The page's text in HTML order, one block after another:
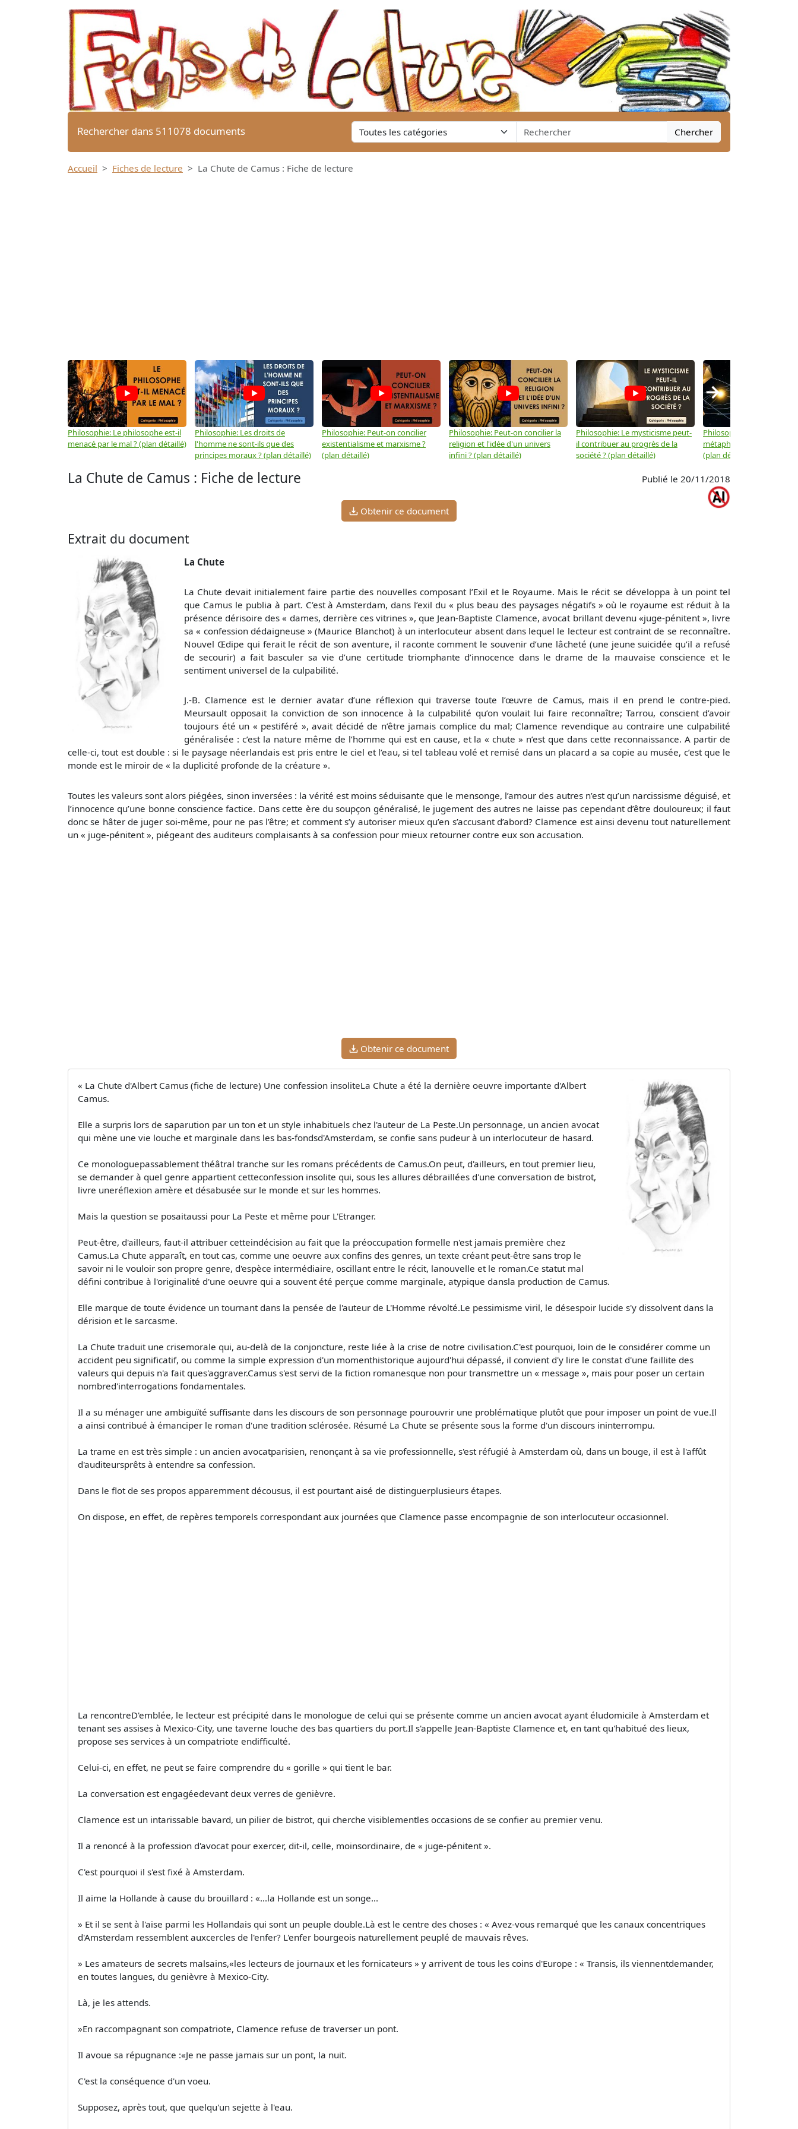
Rechercher dans 511078 documents Chercher
Accueil Fiches de lecture La Chute de Camus : Fiche de lecture
Philosophie: Le philosophe est-il
menacé par le mal ? (plan détaillé)
Philosophie: Les droits de
l'homme ne sont-ils que des
principes moraux ? (plan détaillé)
Philosophie: Peut-on concilier
existentialisme et marxisme ?
(plan détaillé)
Philosophie: Peut-on concilier la
religion et l'idée d'un univers
infini ? (plan détaillé)
Philosophie: Le mysticisme peut-
il contribuer au progrès de la
société ? (plan détaillé)
Philosophie: Peut-on lier la
métaphysique à la
(plan détaillé)
→
La Chute de Camus : Fiche de lecture Publié le 20/11/2018
Obtenir ce document
Extrait du document
La Chute
La Chute devait initialement faire partie des nouvelles composant l’Exil et le Royaume. Mais le récit se développa à un point tel
que Camus le publia à part. C’est à Amsterdam, dans l’exil du « plus beau des paysages négatifs » où le royaume est réduit à la
présence dérisoire des « dames, derrière ces vitrines », que Jean-Baptiste Clamence, avocat brillant devenu «juge-pénitent », livre
sa « confession dédaigneuse » (Maurice Blanchot) à un interlocuteur absent dans lequel le lecteur est contraint de se reconnaître.
Nouvel Œdipe qui ferait le récit de son aventure, il raconte comment le souvenir d’une lâcheté (une jeune suicidée qu’il a refusé
de secourir) a fait basculer sa vie d’une certitude triomphante d’innocence dans le drame de la mauvaise conscience et le
sentiment universel de la culpabilité.
J.-B. Clamence est le dernier avatar d’une réflexion qui traverse toute l’œuvre de Camus, mais il en prend le contre-pied.
Meursault opposait la conviction de son innocence à la culpabilité qu’on voulait lui faire reconnaître; Tarrou, conscient d’avoir
toujours été un « pestiféré », avait décidé de n’être jamais complice du mal; Clamence revendique au contraire une culpabilité
généralisée : c’est la nature même de l’homme qui est en cause, et la « chute » n’est que dans cette reconnaissance. A partir de
celle-ci, tout est double : si le paysage néerlandais est pris entre le ciel et l’eau, si tel tableau volé et remisé dans un placard a sa copie au musée, c’est que le
monde est le miroir de « la duplicité profonde de la créature ».
Toutes les valeurs sont alors piégées, sinon inversées : la vérité est moins séduisante que le mensonge, l’amour des autres n’est qu’un narcissisme déguisé, et
l’innocence qu’une bonne conscience factice. Dans cette ère du soupçon généralisé, le jugement des autres ne laisse pas cependant d’être douloureux; il faut
donc se hâter de juger soi-même, pour ne pas l’être; et comment s’y autoriser mieux qu’en s’accusant d’abord? Clamence est ainsi devenu tout naturellement
un « juge-pénitent », piégeant des auditeurs complaisants à sa confession pour mieux retourner contre eux son accusation.
Obtenir ce document
« La Chute d'Albert Camus (fiche de lecture) Une confession insoliteLa Chute a été la dernière oeuvre importante d'Albert
Camus.
Elle a surpris lors de saparution par un ton et un style inhabituels chez l'auteur de La Peste.Un personnage, un ancien avocat
qui mène une vie louche et marginale dans les bas-fondsd'Amsterdam, se confie sans pudeur à un interlocuteur de hasard.
Ce monologuepassablement théâtral tranche sur les romans précédents de Camus.On peut, d'ailleurs, en tout premier lieu,
se demander à quel genre appartient cetteconfession insolite qui, sous les allures débraillées d'une conversation de bistrot,
livre uneréflexion amère et désabusée sur le monde et sur les hommes.
Mais la question se posaitaussi pour La Peste et même pour L'Etranger.
Peut-être, d'ailleurs, faut-il attribuer cetteindécision au fait que la préoccupation formelle n'est jamais première chez
Camus.La Chute apparaît, en tout cas, comme une oeuvre aux confins des genres, un texte créant peut-être sans trop le
savoir ni le vouloir son propre genre, d'espèce intermédiaire, oscillant entre le récit, lanouvelle et le roman.Ce statut mal
défini contribue à l'originalité d'une oeuvre qui a souvent été perçue comme marginale, atypique dansla production de Camus.
Elle marque de toute évidence un tournant dans la pensée de l'auteur de L'Homme révolté.Le pessimisme viril, le désespoir lucide s'y dissolvent dans la
dérision et le sarcasme.
La Chute traduit une crisemorale qui, au-delà de la conjoncture, reste liée à la crise de notre civilisation.C'est pourquoi, loin de le considérer comme un
accident peu significatif, ou comme la simple expression d'un momenthistorique aujourd'hui dépassé, il convient d'y lire le constat d'une faillite des
valeurs qui depuis n'a fait ques'aggraver.Camus s'est servi de la fiction romanesque non pour transmettre un « message », mais pour poser un certain
nombred'interrogations fondamentales.
Il a su ménager une ambiguïté suffisante dans les discours de son personnage pourouvrir une problématique plutôt que pour imposer un point de vue.Il
a ainsi contribué à émanciper le roman d'une tradition sclérosée. Résumé La Chute se présente sous la forme d'un discours ininterrompu.
La trame en est très simple : un ancien avocatparisien, renonçant à sa vie professionnelle, s'est réfugié à Amsterdam où, dans un bouge, il est à l'affût
d'auditeursprêts à entendre sa confession.
Dans le flot de ses propos apparemment décousus, il est pourtant aisé de distinguerplusieurs étapes.
On dispose, en effet, de repères temporels correspondant aux journées que Clamence passe encompagnie de son interlocuteur occasionnel.
La rencontreD'emblée, le lecteur est précipité dans le monologue de celui qui se présente comme un ancien avocat ayant éludomicile à Amsterdam et
tenant ses assises à Mexico-City, une taverne louche des bas quartiers du port.Il s'appelle Jean-Baptiste Clamence et, en tant qu'habitué des lieux,
propose ses services à un compatriote endifficulté.
Celui-ci, en effet, ne peut se faire comprendre du « gorille » qui tient le bar.
La conversation est engagéedevant deux verres de genièvre.
Clamence est un intarissable bavard, un pilier de bistrot, qui cherche visiblementles occasions de se confier au premier venu.
Il a renoncé à la profession d'avocat pour exercer, dit-il, celle, moinsordinaire, de « juge-pénitent ».
C'est pourquoi il s'est fixé à Amsterdam.
Il aime la Hollande à cause du brouillard : «...la Hollande est un songe...
» Et il se sent à l'aise parmi les Hollandais qui sont un peuple double.Là est le centre des choses : « Avez-vous remarqué que les canaux concentriques
d'Amsterdam ressemblent auxcercles de l'enfer? L'enfer bourgeois naturellement peuplé de mauvais rêves.
» Les amateurs de secrets malsains,«les lecteurs de journaux et les fornicateurs » y arrivent de tous les coins d'Europe : « Transis, ils viennentdemander,
en toutes langues, du genièvre à Mexico-City.
Là, je les attends.
»En raccompagnant son compatriote, Clamence refuse de traverser un pont.
Il avoue sa répugnance :«Je ne passe jamais sur un pont, la nuit.
C'est la conséquence d'un voeu.
Supposez, après tout, que quelqu'un sejette à l'eau.